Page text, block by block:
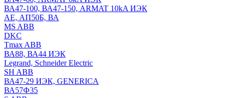
ВА47-100, ВА47-150, ARMAT 10kA ИЭК
АЕ, АП50Б, ВА
MS ABB
DKC
Tmax ABB
ВА88, ВА44 ИЭК
Legrand, Schneider Electric
SH ABB
ВА47-29 ИЭК, GENERICA
ВА57Ф35